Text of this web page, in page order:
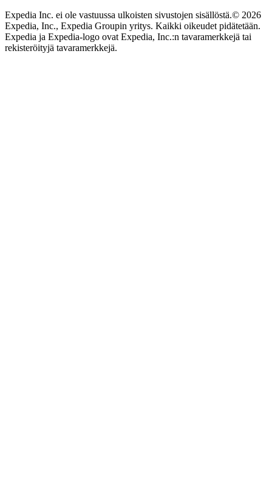
Expedia Inc. ei ole vastuussa ulkoisten sivustojen sisällöstä.© 2026
Expedia, Inc., Expedia Groupin yritys. Kaikki oikeudet pidätetään.
Expedia ja Expedia-logo ovat Expedia, Inc.:n tavaramerkkejä tai
rekisteröityjä tavaramerkkejä.